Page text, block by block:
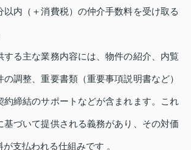
以内（＋消費税）の仲介手数料を受け取る
する主な業務内容には、物件の紹介、内覧
調整、重要書類（重要事項説明書など）
約締結のサポートなどが含まれます。これ
基づいて提供される義務があり、その対価
支払われる仕組みです 。